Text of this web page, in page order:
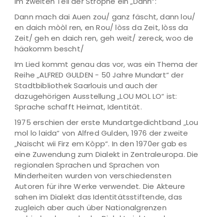
Dann mach dai Auen zou/ ganz fäscht, dann lou/
en daich mòòl ren, en Rou/ lòss da Zeit, lòss da
Zeit/ geh en daich ren, geh weit/ zereck, woo de
häakomm bescht/
Im Lied kommt genau das vor, was ein Thema der
Reihe „ALFRED GULDEN - 50 Jahre Mundart“ der
Stadtbibliothek Saarlouis und auch der
dazugehörigen Ausstellung „LOU MOL LO“ ist:
Sprache schafft Heimat, Identität.
1975 erschien der erste Mundartgedichtband „Lou
mol lo laida“ von Alfred Gulden, 1976 der zweite
„Naischt wii Firz em Kòpp“. In den 1970er gab es
eine Zuwendung zum Dialekt in Zentraleuropa. Die
regionalen Sprachen und Sprachen von
Minderheiten wurden von verschiedensten
Autoren für ihre Werke verwendet. Die Akteure
sahen im Dialekt das Identitätsstiftende, das
zugleich aber auch über Nationalgrenzen